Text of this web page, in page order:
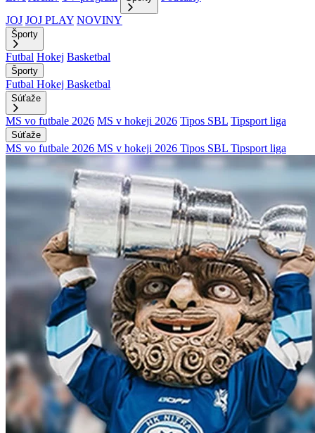
JOJ JOJ PLAY NOVINY
Športy
Futbal Hokej Basketbal
Športy
Futbal Hokej Basketbal
Súťaže
MS vo futbale 2026 MS v hokeji 2026 Tipos SBL Tipsport liga
Súťaže
MS vo futbale 2026 MS v hokeji 2026 Tipos SBL Tipsport liga